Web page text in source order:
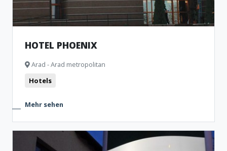
HOTEL PHOENIX
Arad - Arad metropolitan
Hotels
Mehr sehen